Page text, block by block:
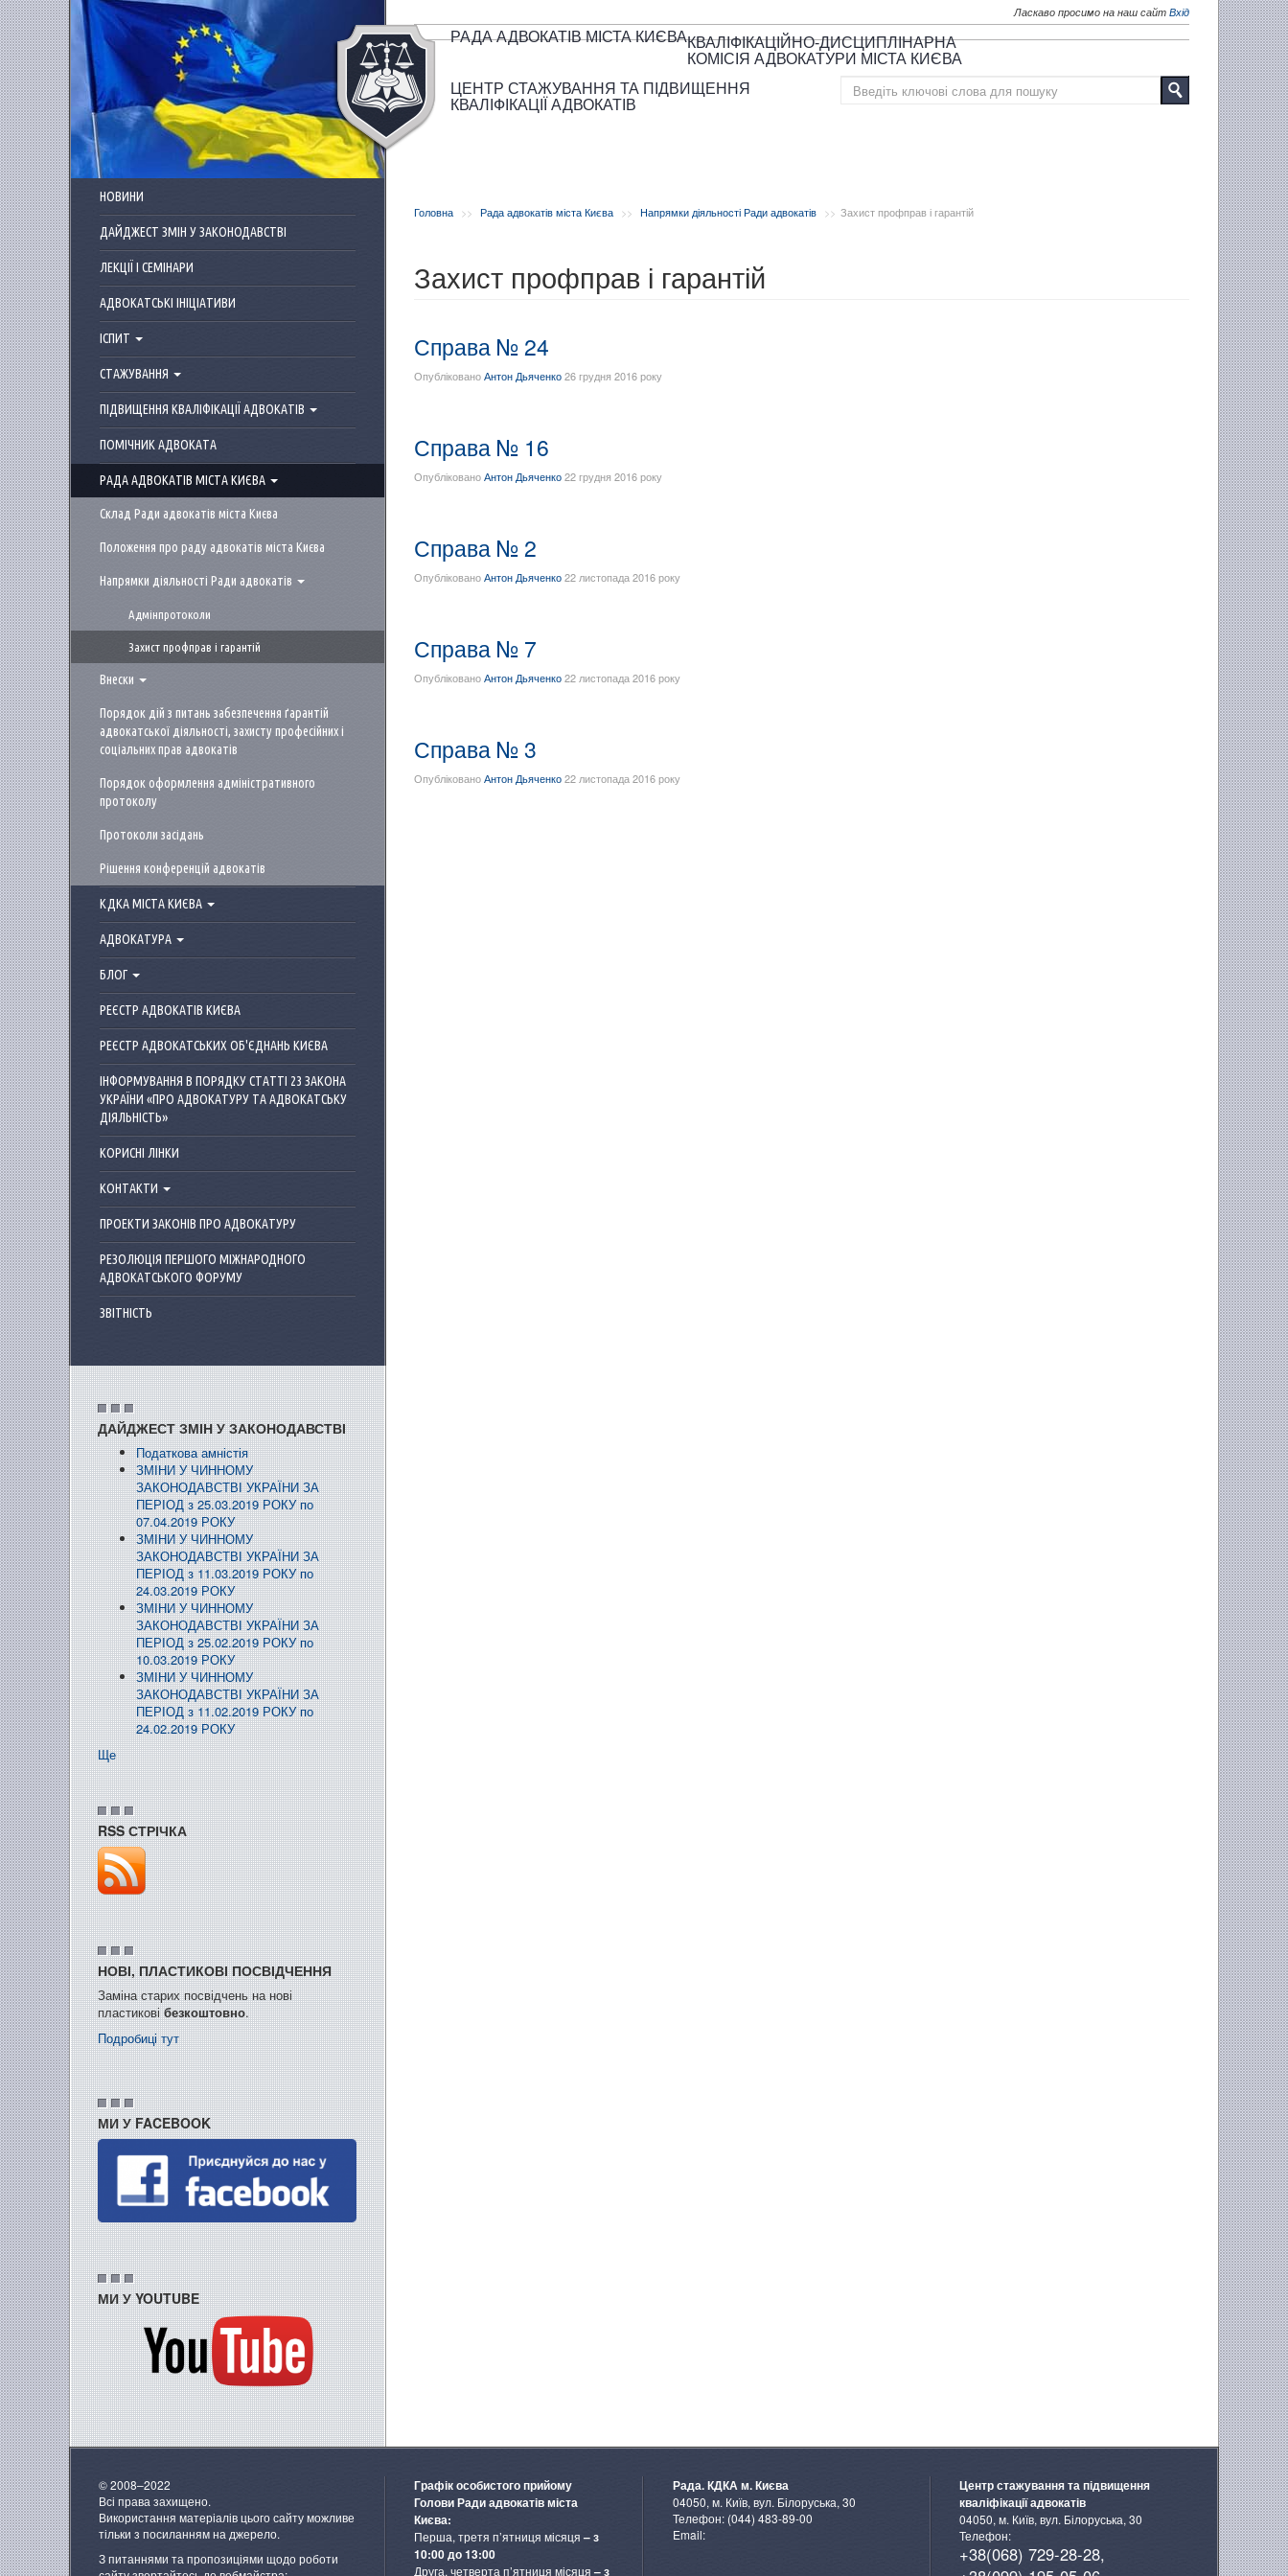
Перейти до основного матеріалу Ласкаво просимо на наш сайт Вхід
РАДА АДВОКАТІВ МІСТА КИЄВАКВАЛІФІКАЦІЙНО-ДИСЦИПЛІНАРНА
КОМІСІЯ АДВОКАТУРИ МІСТА КИЄВА
ЦЕНТР СТАЖУВАННЯ ТА ПІДВИЩЕННЯ
КВАЛІФІКАЦІЇ АДВОКАТІВ
НОВИНИ
ДАЙДЖЕСТ ЗМІН У ЗАКОНОДАВСТВІ
ЛЕКЦІЇ І СЕМІНАРИ
АДВОКАТСЬКІ ІНІЦІАТИВИ
ІСПИТ
СТАЖУВАННЯ
ПІДВИЩЕННЯ КВАЛІФІКАЦІЇ АДВОКАТІВ
ПОМІЧНИК АДВОКАТА
РАДА АДВОКАТІВ МІСТА КИЄВА
Склад Ради адвокатів міста Києва
Положення про раду адвокатів міста Києва
Напрямки діяльності Ради адвокатів
Адмінпротоколи
Захист профправ і гарантій
Внески
Порядок дій з питань забезпечення ґарантій
адвокатської діяльності, захисту професійних і
соціальних прав адвокатів
Порядок оформлення адміністративного
протоколу
Протоколи засідань
Рішення конференцій адвокатів
КДКА МІСТА КИЄВА
АДВОКАТУРА
БЛОГ
РЕЄСТР АДВОКАТІВ КИЄВА
РЕЄСТР АДВОКАТСЬКИХ ОБ'ЄДНАНЬ КИЄВА
ІНФОРМУВАННЯ В ПОРЯДКУ СТАТТІ 23 ЗАКОНА
УКРАЇНИ «ПРО АДВОКАТУРУ ТА АДВОКАТСЬКУ
ДІЯЛЬНІСТЬ»
КОРИСНІ ЛІНКИ
КОНТАКТИ
ПРОЕКТИ ЗАКОНІВ ПРО АДВОКАТУРУ
РЕЗОЛЮЦІЯ ПЕРШОГО МІЖНАРОДНОГО
АДВОКАТСЬКОГО ФОРУМУ
ЗВІТНІСТЬ
ДАЙДЖЕСТ ЗМІН У ЗАКОНОДАВСТВІ
Податкова амністія
ЗМІНИ У ЧИННОМУ
ЗАКОНОДАВСТВІ УКРАЇНИ ЗА
ПЕРІОД з 25.03.2019 РОКУ по
07.04.2019 РОКУ
ЗМІНИ У ЧИННОМУ
ЗАКОНОДАВСТВІ УКРАЇНИ ЗА
ПЕРІОД з 11.03.2019 РОКУ по
24.03.2019 РОКУ
ЗМІНИ У ЧИННОМУ
ЗАКОНОДАВСТВІ УКРАЇНИ ЗА
ПЕРІОД з 25.02.2019 РОКУ по
10.03.2019 РОКУ
ЗМІНИ У ЧИННОМУ
ЗАКОНОДАВСТВІ УКРАЇНИ ЗА
ПЕРІОД з 11.02.2019 РОКУ по
24.02.2019 РОКУ
Ще
RSS СТРІЧКА
НОВІ, ПЛАСТИКОВІ ПОСВІДЧЕННЯ
Заміна старих посвідчень на нові
пластиковібезкоштовно.
Подробиці тут
МИ У FACEBOOK
МИ У YOUTUBE
Головна Рада адвокатів міста Києва Напрямки діяльності Ради адвокатів Захист профправ і гарантій
Захист профправ і гарантій
Справа № 24
ОпублікованоАнтон Дьяченко26 грудня 2016 року
Справа № 16
ОпублікованоАнтон Дьяченко22 грудня 2016 року
Справа № 2
ОпублікованоАнтон Дьяченко22 листопада 2016 року
Справа № 7
ОпублікованоАнтон Дьяченко22 листопада 2016 року
Справа № 3
ОпублікованоАнтон Дьяченко22 листопада 2016 року
© 2008–2022
Всі права захищено.
Використання матеріалів цього сайту можливе
тільки з посиланням на джерело.
З питаннями та пропозиціями щодо роботи
Графік особистого прийому
Голови Ради адвокатів міста
Києва:
Перша, третя п’ятниця місяця– з
10:00 до 13:00
Друга, четверта п’ятниця місяця– з
Рада. КДКА м. Києва
04050, м. Київ, вул. Білоруська, 30
Телефон: (044) 483-89-00
Email:
Центр стажування та підвищення
кваліфікації адвокатів
04050, м. Київ, вул. Білоруська, 30
Телефон:
+38(068) 729-28-28,